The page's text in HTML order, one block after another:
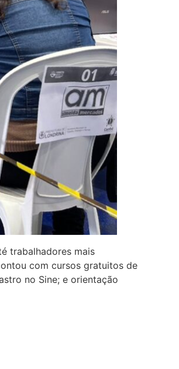
trabalhadores mais
com cursos gratuitos de
no Sine; e orientação